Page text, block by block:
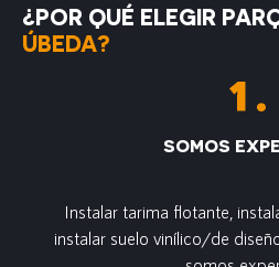
¿POR QUÉ ELEGIR
ÚBEDA?
SOMOS
Instalar tarima flotante,
instalar suelo vinílico/de